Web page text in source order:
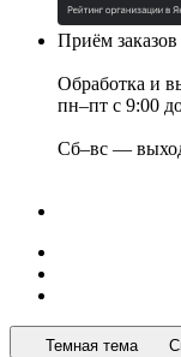
Приём
Обработка и
пн–пт с 9:00
Сб–вс —
Темная тема